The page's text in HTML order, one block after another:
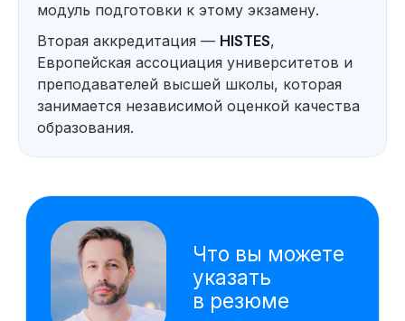
модуль подготовки к этому экзамену.
Вторая аккредитация — HISTES,
Европейская ассоциация университетов и
преподавателей высшей школы, которая
занимается независимой оценкой качества
образования.
На основе исследования 4000 вакансий hh.ru
мы выделяем наиболее важные навыки,
которым клиенты обучаются на курсе
Технические инструменты
Power BI
Google Sheets
Excel
AW BI
VBA
Алиса AI